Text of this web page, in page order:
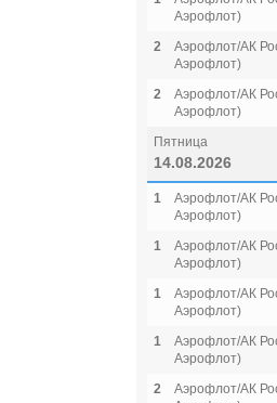
Аэрофлот)
2
Аэрофлот/АК
Аэрофлот)
2
Аэрофлот/АК
Аэрофлот)
Пятница
14.08.2026
1
Аэрофлот/АК
Аэрофлот)
1
Аэрофлот/АК
Аэрофлот)
1
Аэрофлот/АК
Аэрофлот)
1
Аэрофлот/АК
Аэрофлот)
2
Аэрофлот/АК